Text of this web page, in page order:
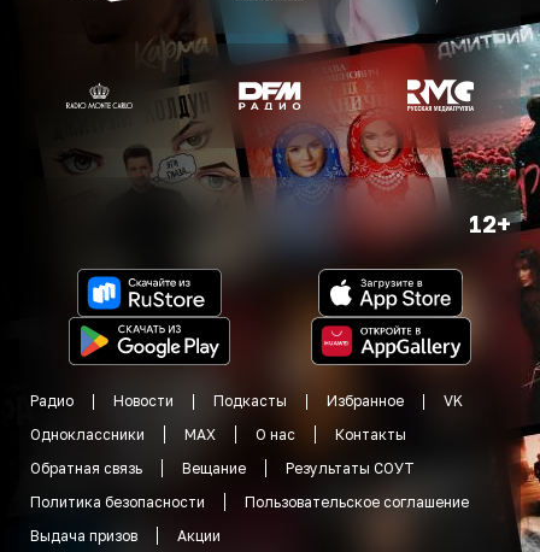
12+
Радио Новости Подкасты Избранное
VK
Одноклассники
MAX О нас
Контакты
Обратная связь
Вещание
Результаты СОУТ
Политика безопасности
Пользовательское соглашение
Выдача призов
Акции